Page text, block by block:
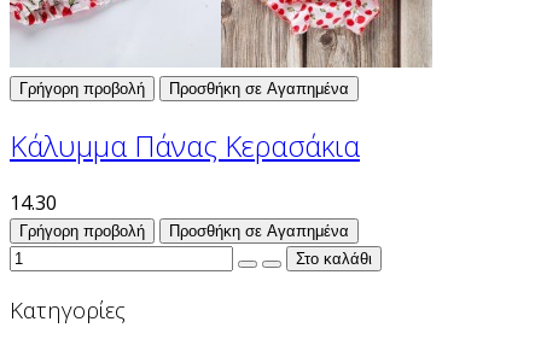
Γρήγορη προβολή Προσθήκη σε Αγαπημένα
Κάλυμμα Πάνας Κερασάκια
14.30
Γρήγορη προβολή Προσθήκη σε Αγαπημένα
Κατηγορίες